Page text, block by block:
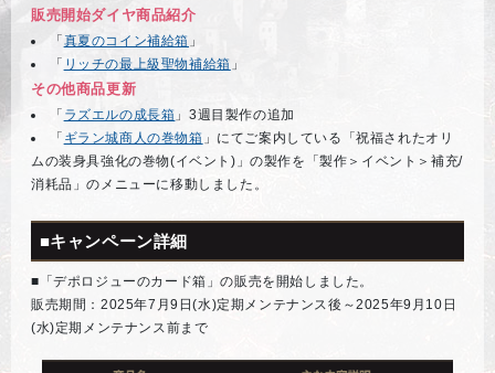
販売開始ダイヤ商品紹介
「真夏のコイン補給箱 」
「 リッチの最上級聖物補給箱 」
その他商品更新
「 ラズエルの成長箱 」3週目製作の追加
「 ギラン城商人の巻物箱 」にてご案内している「祝福されたオリ
ムの装身具強化の巻物(イベント)」の製作を「製作＞イベント＞補充/
消耗品」のメニューに移動しました。
■キャンペーン詳細
■「デポロジューのカード箱」の販売を開始しました。
販売期間：2025年7月9日(水)定期メンテナンス後～2025年9月10日
(水)定期メンテナンス前まで